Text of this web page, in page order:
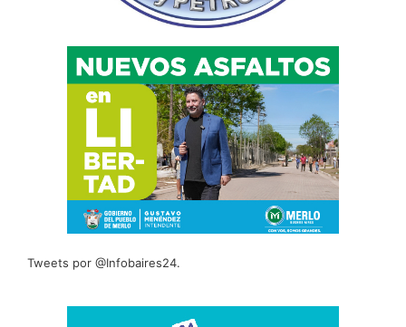
Tweets por @Infobaires24.